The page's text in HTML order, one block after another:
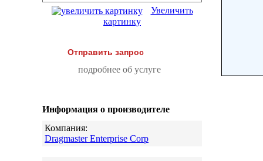
Увеличить
картинку
Отправить запрос
подробнее об услуге
Информация о производителе
Компания:
Dragmaster Enterprise Corp